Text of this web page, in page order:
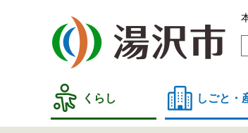
す
し
くらし しごと・